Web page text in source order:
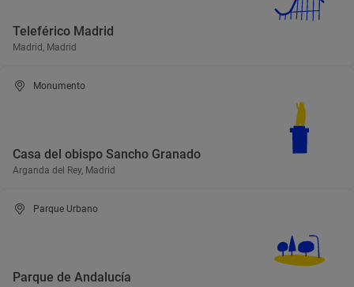
Teleférico Madrid
Madrid, Madrid
Monumento
Casa del obispo Sancho Granado
Arganda del Rey, Madrid
Parque Urbano
Parque de Andalucía